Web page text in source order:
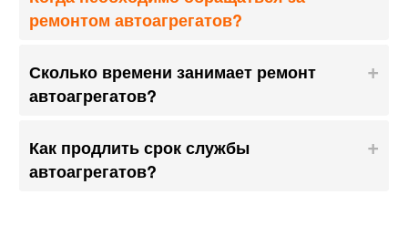
ремонтом автоагрегатов?
Сколько времени занимает ремонт
автоагрегатов?
Как продлить срок службы
автоагрегатов?